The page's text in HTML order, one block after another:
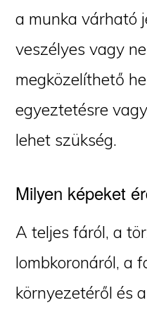
a munka várható
veszélyes vagy
megközelíthető
egyeztetésre
lehet szükség.
Milyen képeket
A teljes fáról, a
lombkoronáról, a
környezetéről és